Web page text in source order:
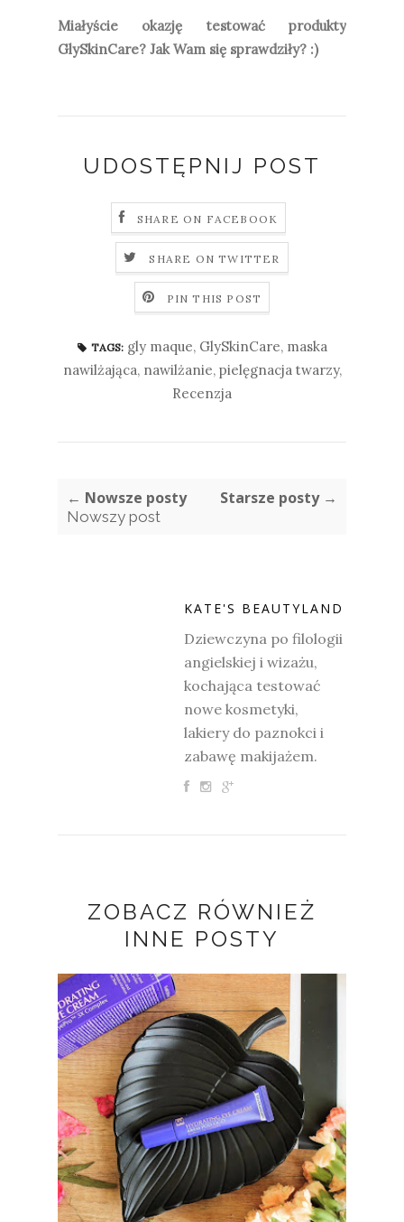
Miałyście okazję testować produkty
GlySkinCare? Jak Wam się sprawdziły? :)
UDOSTĘPNIJ POST
SHARE ON FACEBOOK
SHARE ON TWITTER
PIN THIS POST
TAGS: gly maque, GlySkinCare, maska
nawilżająca, nawilżanie, pielęgnacja twarzy,
Recenzja
← Nowsze posty
Nowszy post
Starsze posty →
KATE'S BEAUTYLAND
Dziewczyna po filologii
angielskiej i wizażu,
kochająca testować
nowe kosmetyki,
lakiery do paznokci i
zabawę makijażem.
ZOBACZ RÓWNIEŻ
INNE POSTY